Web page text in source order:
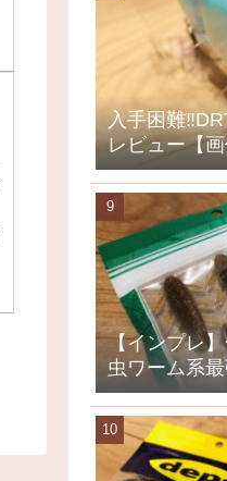
入手困難
レビュー【画
【インプレ
虫ワーム系